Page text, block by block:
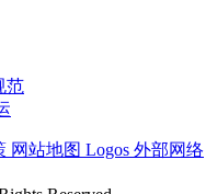
范
网站地图 Logos 外部网络